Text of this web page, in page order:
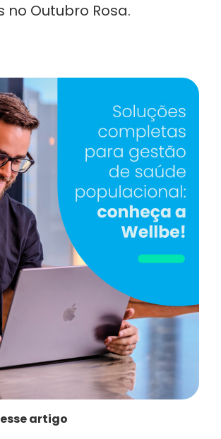
no Outubro Rosa.
artigo